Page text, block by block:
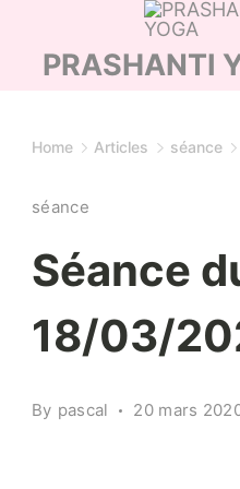
PRASHANTI
Home Articles séance
séance
Séance
18/03/
By pascal 20 mars